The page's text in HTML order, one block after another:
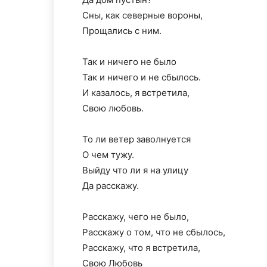
Сны, как северные вороны,
Прощались с ним.
Так и ничего не было
Так и ничего и не сбылось.
И казалось, я встретила,
Свою любовь.
То ли ветер заволнуется
О чем тужу.
Выйду что ли я на улицу
Да расскажу.
Расскажу, чего не было,
Расскажу о том, что не сбылось,
Расскажу, что я встретила,
Свою Любовь